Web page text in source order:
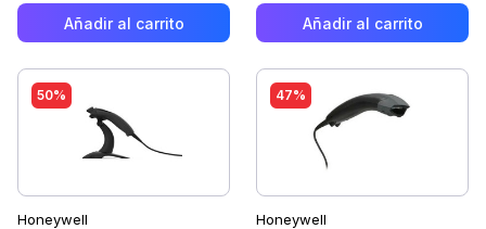
Añadir al carrito Añadir al carrito
50%
Honeywell
47%
Honeywell